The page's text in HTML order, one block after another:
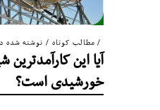
مطالب کوتاه / نوشته شده در
آیا این کارآمدترین
خورشیدی است؟